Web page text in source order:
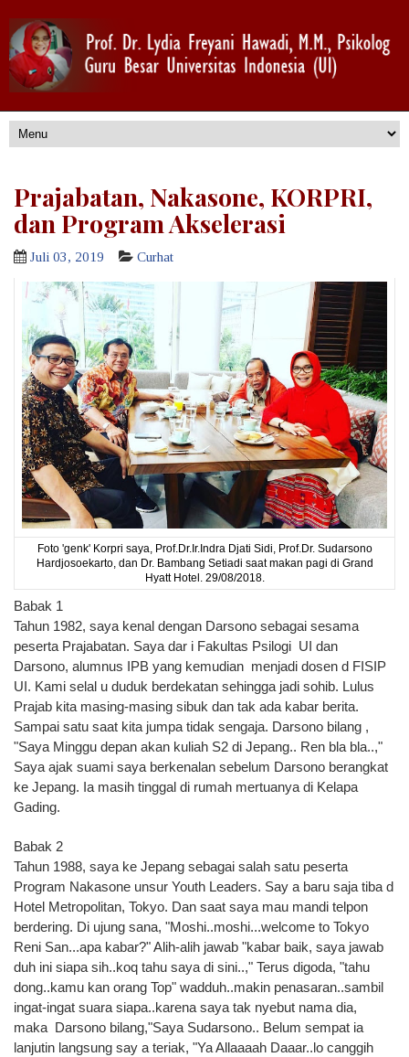
Prajabatan, Nakasone, KORPRI,
dan Program Akselerasi
Juli 03, 2019 Curhat
Foto 'genk' Korpri saya, Prof.Dr.Ir.Indra Djati Sidi, Prof.Dr. Sudarsono
Hardjosoekarto, dan Dr. Bambang Setiadi saat makan pagi di Grand
Hyatt Hotel. 29/08/2018.
Babak 1
Tahun 1982, saya kenal dengan Darsono sebagai sesama
peserta Prajabatan. Saya dar i Fakultas Psilogi UI dan
Darsono, alumnus IPB yang kemudian menjadi dosen d FISIP
UI. Kami selal u duduk berdekatan sehingga jadi sohib. Lulus
Prajab kita masing-masing sibuk dan tak ada kabar berita.
Sampai satu saat kita jumpa tidak sengaja. Darsono bilang ,
"Saya Minggu depan akan kuliah S2 di Jepang.. Ren bla bla..,"
Saya ajak suami saya berkenalan sebelum Darsono berangkat
ke Jepang. Ia masih tinggal di rumah mertuanya di Kelapa
Gading.
Babak 2
Tahun 1988, saya ke Jepang sebagai salah satu peserta
Program Nakasone unsur Youth Leaders. Say a baru saja tiba d
Hotel Metropolitan, Tokyo. Dan saat saya mau mandi telpon
berdering. Di ujung sana, "Moshi..moshi...welcome to Tokyo
Reni San...apa kabar?" Alih-alih jawab "kabar baik, saya jawab
duh ini siapa sih..koq tahu saya di sini..," Terus digoda, "tahu
dong..kamu kan orang Top" wadduh..makin penasaran..sambil
ingat-ingat suara siapa..karena saya tak nyebut nama dia,
maka Darsono bilang,"Saya Sudarsono.. Belum sempat ia
lanjutin langsung say a teriak, "Ya Allaaaah Daaar..lo canggih